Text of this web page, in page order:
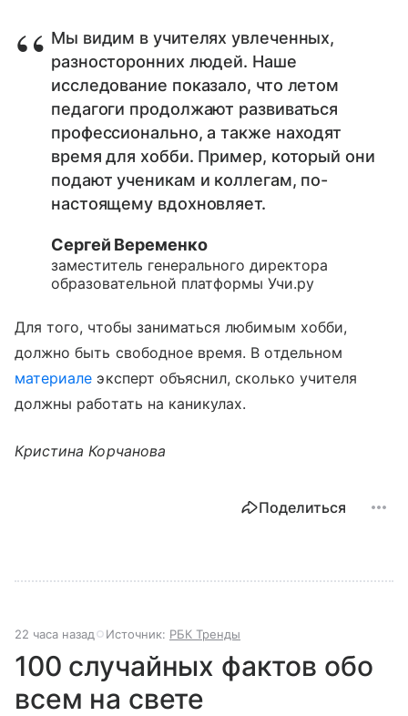
Мы видим в учителях увлеченных,
разносторонних людей. Наше
исследование показало, что летом
педагоги продолжают развиваться
профессионально, а также находят
время для хобби. Пример, который они
подают ученикам и коллегам, по-
настоящему вдохновляет.
Сергей Веременко
заместитель генерального директора
образовательной платформы Учи.ру
Для того, чтобы заниматься любимым хобби,
должно быть свободное время. В отдельном
материале эксперт объяснил, сколько учителя
должны работать на каникулах.
Кристина Корчанова
Поделиться
22 часа назад Источник: РБК Тренды
100 случайных фактов обо
всем на свете